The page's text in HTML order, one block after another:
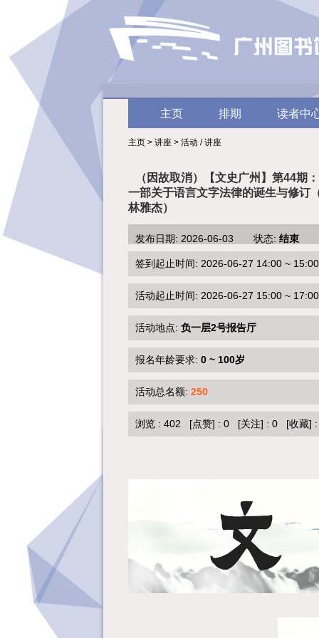
主页 排期 读者中
主页 > 讲座 > 活动 / 讲座
（因故取消）【文史广州】第44期
一部关于语言文字法律的诞生与修订
林雅杰）
发布日期: 2026-06-03 状态: 结束
签到起止时间: 2026-06-27 14:00 ~ 15:00
活动起止时间: 2026-06-27 15:00 ~ 17:00
活动地点: 负一层2号报告厅
报名年龄要求: 0 ~ 100岁
活动总名额: 250
浏览 : 402 [点赞] : 0 [关注] : 0 [收藏]